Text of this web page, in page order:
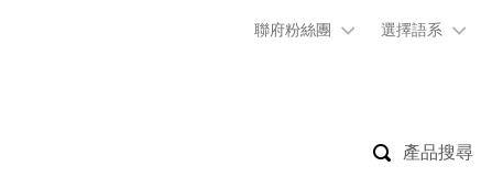
聯府粉絲團 選擇語系
產品搜尋